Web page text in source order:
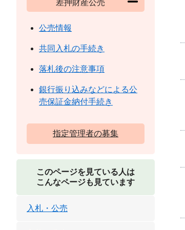
差押財産公売
公売情報
共同入札の手続き
落札後の注意事項
銀行振り込みなどによる公
売保証金納付手続き
指定管理者の募集
このページを見ている人は
こんなページも見ています
入札・公売